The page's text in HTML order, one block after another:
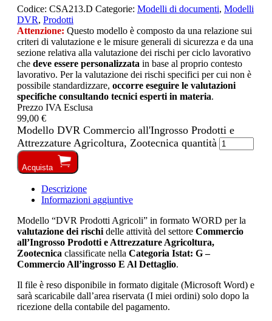
Codice: CSA213.D Categorie: Modelli di documenti, Modelli
DVR, Prodotti
Attenzione: Questo modello è composto da una relazione sui
criteri di valutazione e le misure generali di sicurezza e da una
sezione relativa alla valutazione dei rischi per ciclo lavorativo
che deve essere personalizzata in base al proprio contesto
lavorativo. Per la valutazione dei rischi specifici per cui non è
possibile standardizzare, occorre eseguire le valutazioni
specifiche consultando tecnici esperti in materia.
Prezzo IVA Esclusa
99,00 €
Modello DVR Commercio all'Ingrosso Prodotti e
Attrezzature Agricoltura, Zootecnica quantità
Acquista
Descrizione
Informazioni aggiuntive
Modello “DVR Prodotti Agricoli” in formato WORD per la
valutazione dei rischi delle attività del settore Commercio
all’Ingrosso Prodotti e Attrezzature Agricoltura,
Zootecnica classificate nella Categoria Istat: G –
Commercio All’ingrosso E Al Dettaglio.
Il file è reso disponibile in formato digitale (Microsoft Word) e
sarà scaricabile dall’area riservata (I miei ordini) solo dopo la
ricezione della contabile del pagamento.